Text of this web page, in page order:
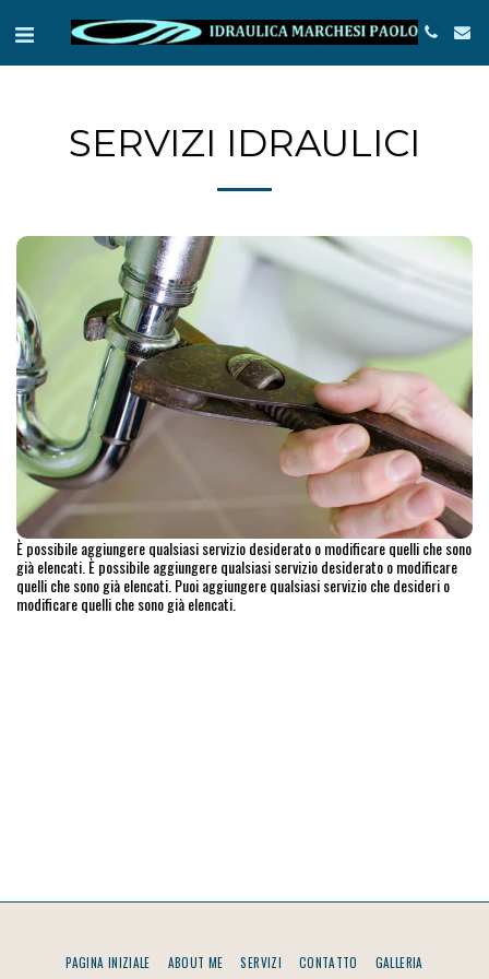
SERVIZI IDRAULICI
È possibile aggiungere qualsiasi servizio desiderato o modificare quelli che sono
già elencati. È possibile aggiungere qualsiasi servizio desiderato o modificare
quelli che sono già elencati. Puoi aggiungere qualsiasi servizio che desideri o
modificare quelli che sono già elencati.
PAGINA INIZIALE ABOUT ME SERVIZI CONTATTO GALLERIA